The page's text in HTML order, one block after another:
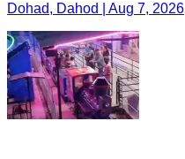
Dohad, Dahod | Aug 7, 2026